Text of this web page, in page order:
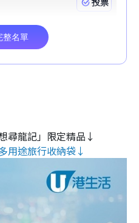
尋龍記」限定精品↓
用途旅行收納袋↓